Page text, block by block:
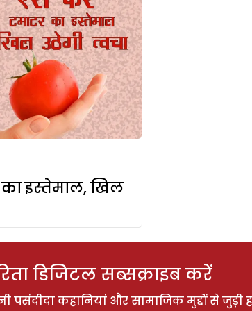
इस्तेमाल, खिल
डिजिटल सब्सक्राइब करें
पसंदीदा कहानियां और सामाजिक मुद्दों से